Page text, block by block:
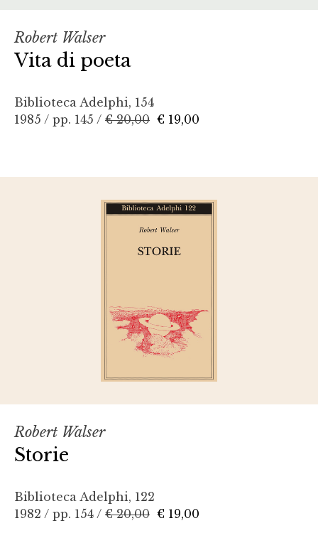
Robert Walser
Vita di poeta
Biblioteca Adelphi, 154
1985 / pp. 145 / € 20,00 € 19,00
Robert Walser
Storie
Biblioteca Adelphi, 122
1982 / pp. 154 / € 20,00 € 19,00